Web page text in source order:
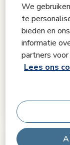
We
te
bieden en
informatie
partners
Lees ons
Tiny Love
Tiny Rockers
5.0